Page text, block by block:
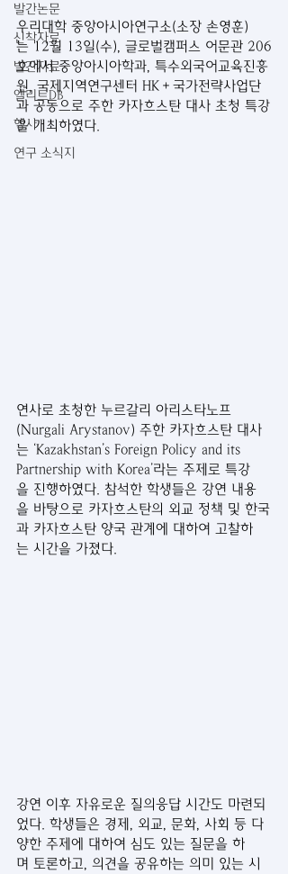
발간논문
신착자료
발간자료
엘리트DB
행사
연구 소식지
우리대학 중앙아시아연구소(소장 손영훈)
는 12월 13일(수), 글로벌캠퍼스 어문관 206
호에서 중앙아시아학과, 특수외국어교육진흥
원, 국제지역연구센터 HK＋국가전략사업단
과 공동으로 주한 카자흐스탄 대사 초청 특강
을 개최하였다.
연사로 초청한 누르갈리 아리스타노프
(Nurgali Arystanov) 주한 카자흐스탄 대사
는 ‘Kazakhstan’s Foreign Policy and its
Partnership with Korea’라는 주제로 특강
을 진행하였다. 참석한 학생들은 강연 내용
을 바탕으로 카자흐스탄의 외교 정책 및 한국
과 카자흐스탄 양국 관계에 대하여 고찰하
는 시간을 가졌다.
강연 이후 자유로운 질의응답 시간도 마련되
었다. 학생들은 경제, 외교, 문화, 사회 등 다
양한 주제에 대하여 심도 있는 질문을 하
며 토론하고, 의견을 공유하는 의미 있는 시